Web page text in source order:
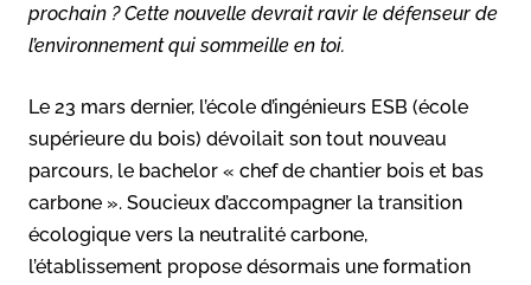
prochain ? Cette nouvelle devrait ravir le défenseur de
l’environnement qui sommeille en toi.
Le 23 mars dernier, l’école d’ingénieurs ESB (école
supérieure du bois) dévoilait son tout nouveau
parcours, le bachelor « chef de chantier bois et bas
carbone ». Soucieux d’accompagner la transition
écologique vers la neutralité carbone,
l’établissement propose désormais une formation